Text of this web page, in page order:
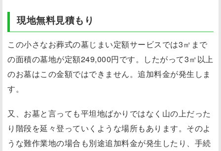
現地無料見積もり
この小さなお葬式の墓じまい定額サービスでは3㎡まで
の面積の墓地が定額249,000円です。したがって3㎡以上
のお墓はこの金額ではできません。追加料金が発生しま
す。
又、お墓と言っても平坦地ばかりではなく山の上だった
り階段を延々登っていくような場所もあります。そのよ
うな難作業地の場合も別途追加料金が発生したり、手続